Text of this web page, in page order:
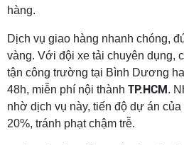
hàng.
Dịch vụ giao hàng nhanh chóng,
vàng. Với đội xe tải chuyên dụng,
tận công trường tại Bình Dương
48h, miễn phí nội thành TP.HCM.
nhờ dịch vụ này, tiến độ dự án
20%, tránh phạt chậm trễ.